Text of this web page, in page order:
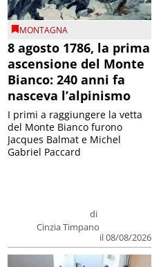
MONTAGNA
8 agosto 1786, la prima
ascensione del Monte
Bianco: 240 anni fa
nasceva l’alpinismo
di
Cinzia Timpano
il 08/08/2026
I primi a raggiungere la vetta
del Monte Bianco furono
Jacques Balmat e Michel
Gabriel Paccard